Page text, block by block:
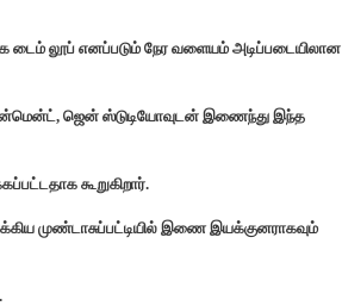
டைம் லூப் எனப்படும் நேர வளையம் அடிப்படையிலான
ஜென் ஸ்டுடியோவுடன் இணைந்து இந்த
கூறுகிறார்.
முண்டாசுப்பட்டியில் இணை இயக்குனராகவும்